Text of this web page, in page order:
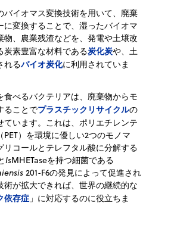
バイオマス変換技術を用いて、廃棄
に変換することで、湿ったバイオマ
物、農業残渣などを、発電や土壌改
炭素豊富な材料である炭化炭や、土
れるバイオ炭化に利用されていま
食べるバクテリアは、廃棄物からモ
ることでプラスチックリサイクルの
ています。これは、ポリエチレンテ
PET）を環境に優しい2つのモノマ
リコールとテレフタル酸に分解する
IsMHETaseを持つ細菌である
201-F6の発見によって促進され
術が拡大できれば、世界の継続的な
依存症 」に対応するのに役立ちま